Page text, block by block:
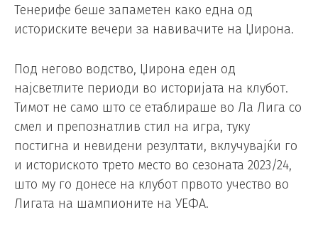
Тенерифе беше запаметен како една од
историските вечери за навивачите на Џирона.
Под негово водство, Џирона еден од
најсветлите периоди во историјата на клубот.
Тимот не само што се етаблираше во Ла Лига со
смел и препознатлив стил на игра, туку
постигна и невидени резултати, вклучувајќи го
и историското трето место во сезоната 2023/24,
што му го донесе на клубот првото учество во
Лигата на шампионите на УЕФА.